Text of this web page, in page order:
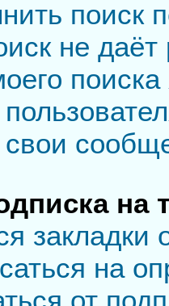
не даёт
свои
на
закладки
на